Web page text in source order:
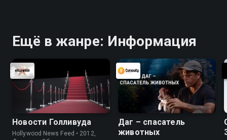
Ещё в жанре: Информация
Новости Голливуда
Hollywood News Feed • 2012,
Даг – спасатель
животных